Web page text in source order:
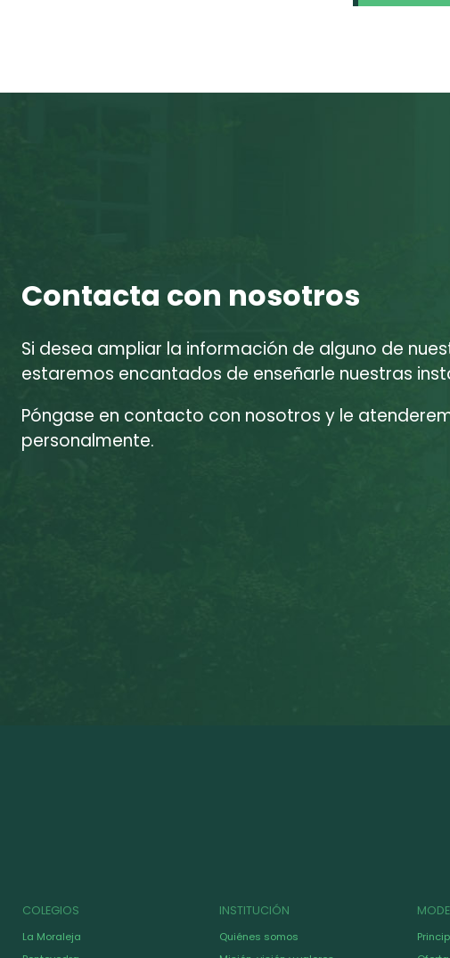
Contacta con nosotros
Si desea ampliar la información de alguno de
estaremos encantados de enseñarle nuestras
Póngase en contacto con nosotros y le
personalmente.
COLEGIOS
La Moraleja
INSTITUCIÓN
Quiénes somos